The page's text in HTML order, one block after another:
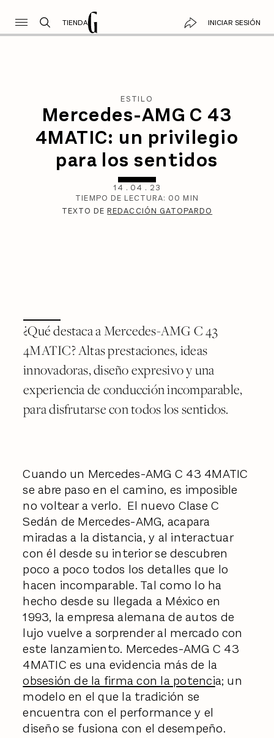
TIENDA INICIAR SESIÓN
ESTILO
Mercedes-AMG C 43
4MATIC: un privilegio
para los sentidos
14 . 04 . 23
TIEMPO DE LECTURA: 00 MIN
TEXTO DEREDACCIÓN GATOPARDO
¿Qué destaca a Mercedes-AMG C 43
4MATIC? Altas prestaciones, ideas
innovadoras, diseño expresivo y una
experiencia de conducción incomparable,
para disfrutarse con todos los sentidos.
Cuando un Mercedes-AMG C 43 4MATIC
se abre paso en el camino, es imposible
no voltear a verlo. El nuevo Clase C
Sedán de Mercedes-AMG, acapara
miradas a la distancia, y al interactuar
con él desde su interior se descubren
poco a poco todos los detalles que lo
hacen incomparable. Tal como lo ha
hecho desde su llegada a México en
1993, la empresa alemana de autos de
lujo vuelve a sorprender al mercado con
este lanzamiento. Mercedes-AMG C 43
4MATIC es una evidencia más de la
obsesión de la firma con la potencia; un
modelo en el que la tradición se
encuentra con el performance y el
diseño se fusiona con el desempeño.